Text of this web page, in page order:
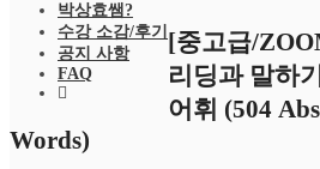
박상효쌤?
수강 소감/후기
공지 사항
FAQ
[중고급/
리딩과 말하
어휘 (504
Words)